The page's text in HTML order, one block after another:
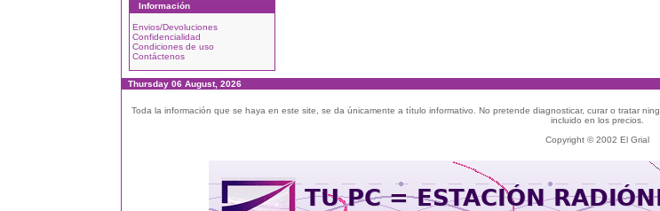
Información
Envios/Devoluciones
Confidencialidad
Condiciones de uso
Contáctenos
Thursday 06 August, 2026
Toda la información que se haya en este site, se da únicamente a título informativo. No pretende diagnosticar, curar o tratar
incluido en los precios.
Copyright © 2002 El Grial